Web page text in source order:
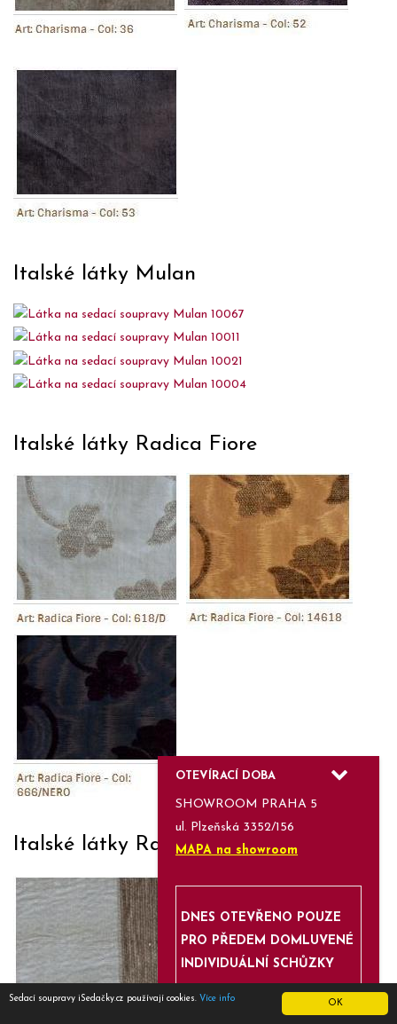
OK
Sedací soupravy iSedačky.cz používají cookies. Více info
Italské látky Mulan
Italské látky Radica Fiore
Italské látky Radica Rig
OTEVÍRACÍ DOBA
SHOWROOM PRAHA 5
ul. Plzeňská 3352/156
MAPA na showroom
DNES OTEVŘENO POUZE
PRO PŘEDEM DOMLUVENÉ
INDIVIDUÁLNÍ SCHŮZKY